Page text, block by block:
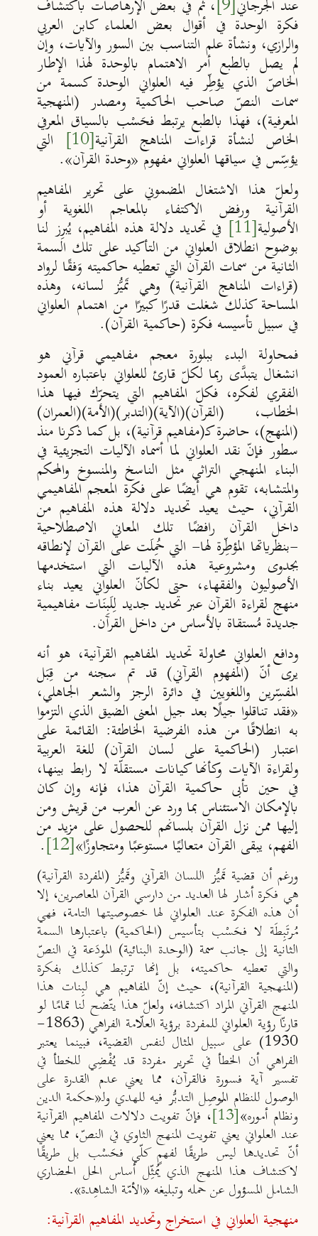
عند الجرجاني[9] ، ثم في بعض الإرهاصات باكتشاف
فكرة الوحدة في أقوال بعض العلماء كابن العربي
والرازي، ونشأة علم التناسب بين السور والآيات، وإن
لم يصل بالطبع أمر الاهتمام بالوحدة لهذا الإطار
الخاصّ الذي يؤطِّر فيه العلواني الوحدة كسمة من
سمات النصّ صاحب الحاكمية ومصدر (المنهجية
المعرفية)، فهذا بالطبع يرتبط فحَسْب بالسياق المعرفي
الخاص لنشأة قراءات المناهج القرآنية[10] التي
يؤسِّس في سياقها العلواني مفهوم «وحدة القرآن».
ولعلّ هذا الاشتغال المضموني على تحرير المفاهيم
القرآنية ورفض الاكتفاء بالمعاجم اللغوية أو
الأصولية[11] في تحديد دلالة هذه المفاهيم، يُبرِز لنا
بوضوح انطلاق العلواني من التأكيد على تلك السمة
الثانية من سمات القرآن التي تعطيه حاكميته وَفقًا لرواد
(قراءات المناهج القرآنية) وهي تَميُّز لسانه، وهذه
المساحة كذلك شغلت قدرًا كبيرًا من اهتمام العلواني
في سبيل تأسيسه فكرة (حاكمية القرآن).
فمحاولة البدء ببلورة معجم مفاهيمي قرآني هو
انشغال يتبدَّى ربما لكلّ قارئ للعلواني باعتباره العمود
الفقري لفكره، فكلّ المفاهيم التي يتحرّك فيها هذا
الخطاب، (القرآن)(الآية)(التدبر)(الأمة)(العمران)
(المنهج)، حاضرة كـ(مفاهيم قرآنية)، بل كما ذكرنا منذ
سطور فإن نقد العلواني لما أسماه الآليات التجزيئية في
البناء المنهجي التراثي مثل الناسخ والمنسوخ والمحكم
والمتشابه، تقوم هي أيضًا على فكرة المعجم المفاهيمي
القرآني، حيث يعيد تحديد دلالة هذه المفاهيم من
داخل القرآن رافضًا تلك المعاني الاصطلاحية
-بنظرياتها المؤطِّرة لها- التي حُمِلَت على القرآن لإنطاقه
بجدوى ومشروعية هذه الآليات التي استخدمها
الأصوليون والفقهاء، حتى لكأن ّ العلواني يعيد بناء
منهج لقراءة القرآن عبر تحديد جديد لِلَبِنَات مفاهيمية
جديدة مُستقاة بالأساس من داخل القرآن.
ودافع العلواني محاولة تحديد المفاهيم القرآنية، هو أنه
يرى أنّ (المفهوم القرآني) قد تم سجنه من قِبَل
المفسِّرين واللغويين في دائرة الرجز والشعر الجاهلي،
«فقد تناقلوا جيلًا بعد جيل المعنى الضيق الذي التزموا
به انطلاقًا من هذه الفرضية الخاطئة: القائمة على
اعتبار (الحاكمية على لسان القرآن) للغة العربية
ولقراءة الآيات وكأنها كيانات مستقلّة لا رابط بينها،
في حين تأبى حاكمية القرآن هذا، فإنه وإن كان
بالإمكان الاستئناس بما ورد عن العرب من قريش ومن
إليها ممن نزل القرآن بلسانهم للحصول على مزيد من
الفهم، يبقى القرآن متعاليا مستوعبا ومتجاوزا»
[12]
.
ورغم أن قضية تَميُّز اللسان القرآني وتَميُّز (المفردة القرآنية)
هي فكرة أشار لها العديد من دارسي القرآن المعاصرين، إلا
أن هذه الفكرة عند العلواني لها خصوصيتها التامة، فهي
مُرتَبِطَة لا فحَسْب بتأسيس (الحاكمية) باعتبارها السمة
الثانية إلى جانب سمة (الوحدة البنائية) المودَعة في النصّ
والتي تعطيه حاكميته، بل إنها ترتبط كذلك بفكرة
(المنهجية القرآنية)، حيث إنّ المفاهيم هي لبِنات هذا
المنهج القرآني المراد اكتشافه، ولعلّ هذا يتّضح لنا تمامًا لو
قارنّا رؤية العلواني للمفردة برؤية العلّامة الفراهي (1863-
1930) على سبيل المثال لنفس القضية، فبينما يعتبر
الفراهي أن الخطأ في تحرير مفردة قد يُفْضِي للخطأ في
تفسير آية فسورة فالقرآن، مما يعني عدم القدرة على
الوصول للنظام المُوصِل التدبُّر فيه للهدي ولـ«حكمة الدين
ونظام أموره»
[13] ، فإنّ تفويت دلالات المفاهيم القرآنية
عند العلواني يعني تفويت المنهج الثاوي في النصّ، مما يعني
أنّ تحديدها ليس طريقًا لفهمٍ كلّي فحَسْب بل طريقًا
لاكتشاف هذا المنهج الذي يُمثِّل أساس الحل الحضاري
الشامل المسؤول عن حمله وتبليغه «الأمّة الشاهِدة»
.
منهجية العلواني في استخراج وتحديد المفاهيم القرآنية: